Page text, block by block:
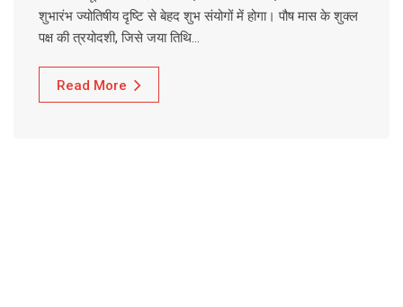
शुभारंभ ज्योतिषीय दृष्टि से बेहद शुभ संयोगों में होगा। पौष मास के शुक्ल
पक्ष की त्रयोदशी, जिसे जया तिथि…
Read More